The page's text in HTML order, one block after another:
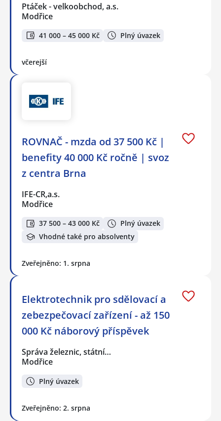
Ptáček - velkoobchod, a.s.
Modřice
41 000 – 45 000 Kč Plný úvazek
včerejší
ROVNAČ - mzda od 37 500 Kč |
benefity 40 000 Kč ročně | svoz
z centra Brna
IFE-CR,a.s.
Modřice
37 500 – 43 000 Kč
Plný úvazek
Vhodné také pro absolventy
Zveřejněno: 1. srpna
Elektrotechnik pro sdělovací a
zebezpečovací zařízení - až 150
000 Kč náborový příspěvek
Správa železnic, státní…
Modřice
Plný úvazek
Zveřejněno: 2. srpna